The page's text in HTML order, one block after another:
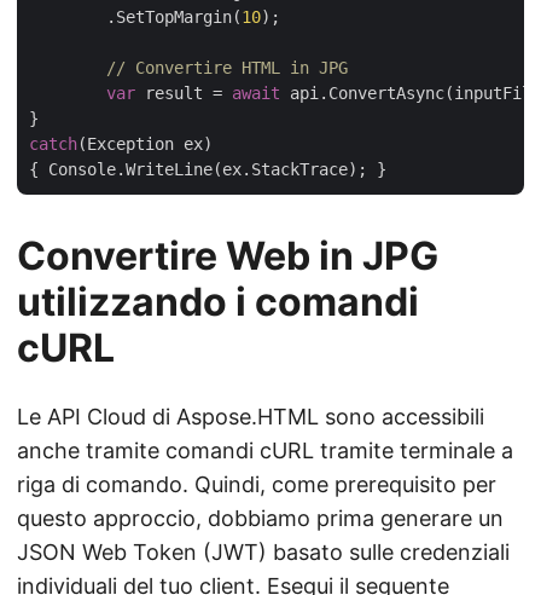
        .SetTopMargin(
10);
// Convertire HTML in JPG
var result = await
catch(Exception ex)
Convertire Web in JPG
utilizzando i comandi
cURL
Le API Cloud di Aspose.HTML sono accessibili
anche tramite comandi cURL tramite terminale a
riga di comando. Quindi, come prerequisito per
questo approccio, dobbiamo prima generare un
JSON Web Token (JWT) basato sulle credenziali
individuali del tuo client. Esegui il seguente